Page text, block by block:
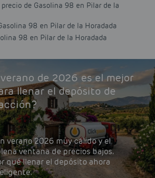
de Gasolina 98 en Pilar de la
98 en Pilar de la Horadada
98 en Pilar de la Horadada
de 2026 es el mejor
llenar el depósito de
verano 2026 muy cálido y el
ventana de precios bajos.
qué llenar el depósito ahora